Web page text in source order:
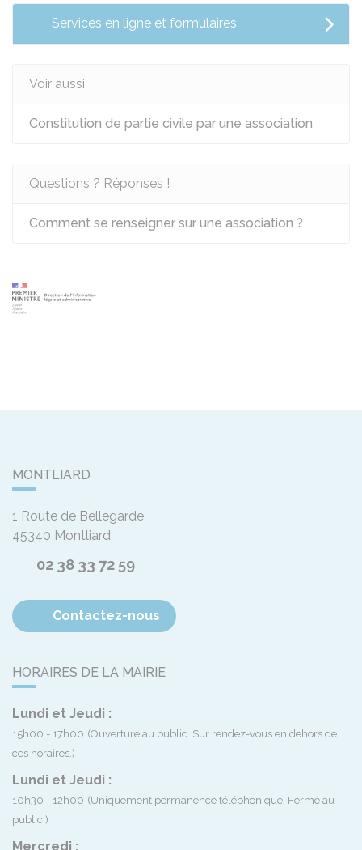
Services en ligne et formulaires
Voir aussi
Constitution de partie civile par une association
Questions ? Réponses !
Comment se renseigner sur une association ?
MONTLIARD
1 Route de Bellegarde
45340 Montliard
02 38 33 72 59
Contactez-nous
HORAIRES DE LA MAIRIE
Lundi et Jeudi :
15h00 - 17h00 (Ouverture au public. Sur rendez-vous en dehors de
ces horaires.)
Lundi et Jeudi :
10h30 - 12h00 (Uniquement permanence téléphonique. Fermé au
public.)
Mercredi :